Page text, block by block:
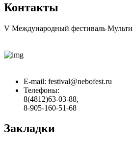
Контакты
V Международный фестиваль
E-mail: festival@nebofest.ru
Телефоны:
8(4812)63-03-88,
8-905-160-51-68
Закладки